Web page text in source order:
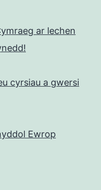
ar lechen
cyrsiau a gwersi
Ewrop